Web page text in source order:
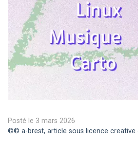
Posté le 3 mars 2026
©© a-brest, article sous licence creative